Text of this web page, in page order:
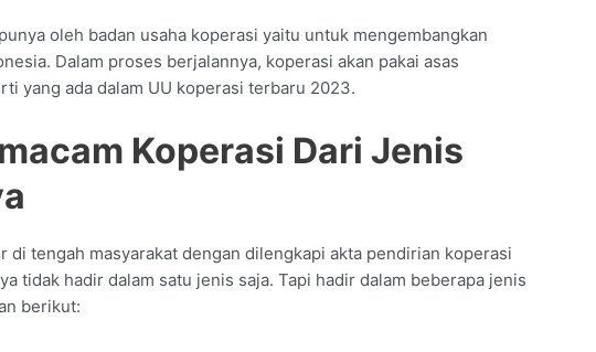
oleh badan usaha koperasi yaitu untuk mengembangkan
Dalam proses berjalannya, koperasi akan pakai asas
yang ada dalam UU koperasi terbaru 2023.
Koperasi Dari Jenis
di tengah masyarakat dengan dilengkapi akta pendirian koperasi
tidak hadir dalam satu jenis saja. Tapi hadir dalam beberapa jenis
berikut: